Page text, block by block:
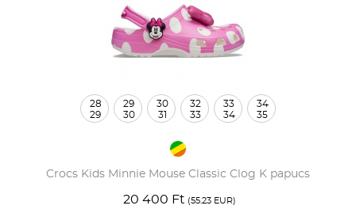
Crocs Kids Minnie Mouse Classic Clog K papucs
20 400 Ft (55.23 EUR)
28
29
29
30
30
31
32
33
33
34
34
35